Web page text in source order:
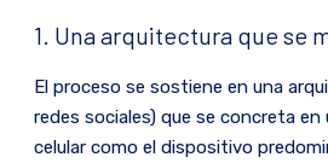
1. Una arquitectura que se
El proceso se sostiene en una
redes sociales) que se concreta
celular como el dispositivo